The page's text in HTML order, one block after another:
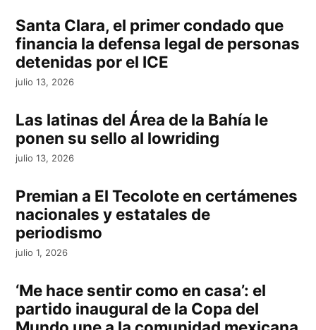
Santa Clara, el primer condado que
financia la defensa legal de personas
detenidas por el ICE
julio 13, 2026
Las latinas del Área de la Bahía le
ponen su sello al lowriding
julio 13, 2026
Premian a El Tecolote en certámenes
nacionales y estatales de
periodismo
julio 1, 2026
‘Me hace sentir como en casa’: el
partido inaugural de la Copa del